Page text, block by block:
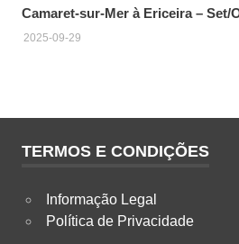
Camaret-sur-Mer à Ericeira – Set/
2025-09-29
TERMOS E CONDIÇÕES
Informação Legal
Política de Privacidade